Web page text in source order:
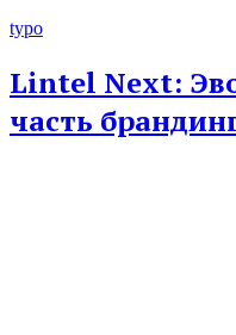
typo
Lintel Next:
часть